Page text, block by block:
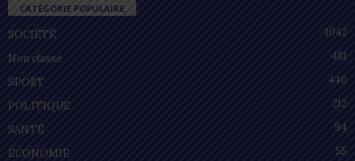
CATÉGORIE POPULAIRE
SOCIÉTÉ
1042
Non classé
481
SPORT
440
POLITIQUE
212
SANTÉ
94
ECONOMIE
55